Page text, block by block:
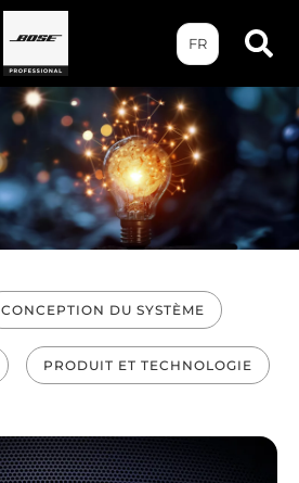
FR
CONCEPTION DU SYSTÈME
PRODUIT ET TECHNOLOGIE